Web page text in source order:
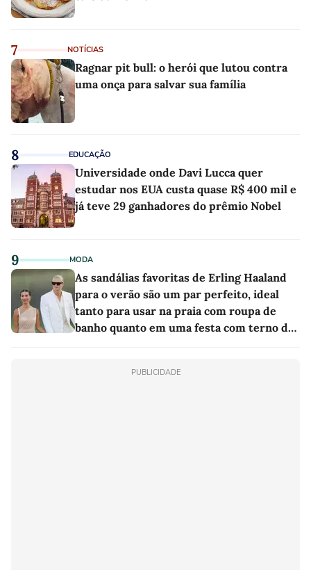
7 NOTÍCIAS
Ragnar pit bull: o herói que lutou contra
uma onça para salvar sua família
8 EDUCAÇÃO
Universidade onde Davi Lucca quer
estudar nos EUA custa quase R$ 400 mil e
já teve 29 ganhadores do prêmio Nobel
9 MODA
As sandálias favoritas de Erling Haaland
para o verão são um par perfeito, ideal
tanto para usar na praia com roupa de
banho quanto em uma festa com terno de
PUBLICIDADE